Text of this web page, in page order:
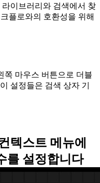
이브러리와 검색에서 찾
플로와의 호환성을 위해
쪽 마우스 버튼으로 더블
설정들은 검색 상자 기
텍스트 메뉴에
를 설정합니다